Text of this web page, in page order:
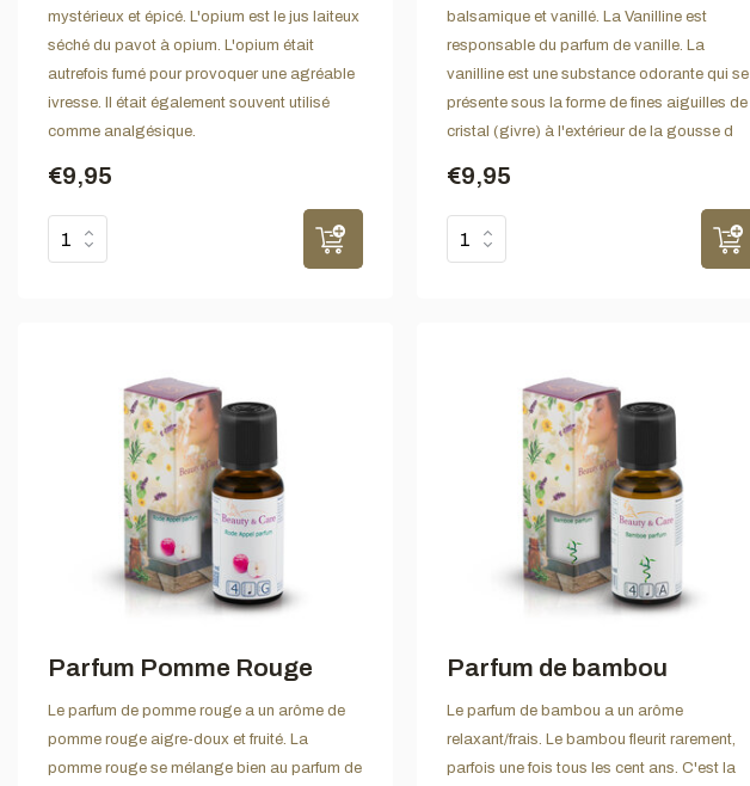
mystérieux et épicé. L'opium est le jus laiteux
séché du pavot à opium. L'opium était
autrefois fumé pour provoquer une agréable
ivresse. Il était également souvent utilisé
comme analgésique.
€9,95
balsamique et vanillé. La Vanilline est
responsable du parfum de vanille. La
vanilline est une substance odorante qui se
présente sous la forme de fines aiguilles de
cristal (givre) à l'extérieur de la gousse d
€9,95
Parfum Pomme Rouge
Le parfum de pomme rouge a un arôme de
pomme rouge aigre-doux et fruité. La
pomme rouge se mélange bien au parfum de
Parfum de bambou
Le parfum de bambou a un arôme
relaxant/frais. Le bambou fleurit rarement,
parfois une fois tous les cent ans. C'est la